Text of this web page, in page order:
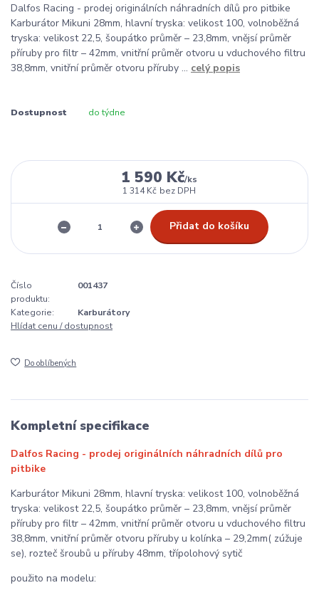
Dalfos Racing - prodej originálních náhradních dílů pro pitbike
Karburátor Mikuni 28mm, hlavní tryska: velikost 100, volnoběžná
tryska: velikost 22,5, šoupátko průměr – 23,8mm, vnějsí průměr
příruby pro filtr – 42mm, vnitřní průměr otvoru u vduchového filtru
38,8mm, vnitřní průměr otvoru příruby ... celý popis
Dostupnost do týdne
1 590 Kč/ks
1 314 Kč bez DPH
Přidat do košíku
Číslo
produktu:
001437
Kategorie:
Karburátory
Hlídat cenu / dostupnost
Do oblíbených
Kompletní specifikace
Dalfos Racing - prodej originálních náhradních dílů pro
pitbike
Karburátor Mikuni 28mm, hlavní tryska: velikost 100, volnoběžná
tryska: velikost 22,5, šoupátko průměr – 23,8mm, vnějsí průměr
příruby pro filtr – 42mm, vnitřní průměr otvoru u vduchového filtru
38,8mm, vnitřní průměr otvoru příruby u kolínka – 29,2mm( zúžuje
se), rozteč šroubů u příruby 48mm, třípolohový sytič
použito na modelu: